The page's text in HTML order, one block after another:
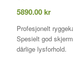
5890.00kr
Profesjonelt
Spesielt god
dårlige lysforhold.